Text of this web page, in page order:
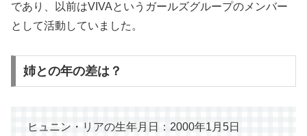
であり、以前はVIVAというガールズグループのメンバー
として活動していました。
姉との年の差は？
ヒュニン・リアの生年月日：2000年1月5日